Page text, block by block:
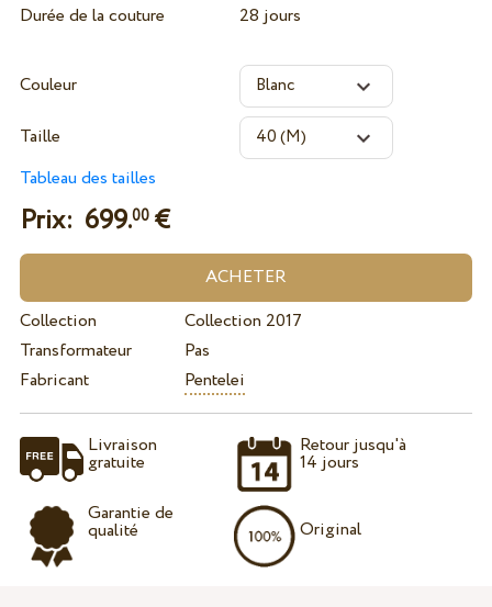
Durée de la couture
28 jours
Couleur
Taille
Tableau des tailles
Prix: 699.00€
Collection
Collection 2017
Transformateur
Pas
Fabricant
Pentelei
Livraison
gratuite
Garantie de
qualité
Retour jusqu'à
14 jours
Original